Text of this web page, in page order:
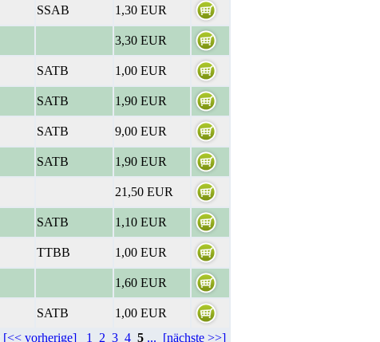
SSAB
1,30 EUR
3,30 EUR
SATB
1,00 EUR
SATB
1,90 EUR
SATB
9,00 EUR
SATB
1,90 EUR
21,50 EUR
SATB
1,10 EUR
TTBB
1,00 EUR
1,60 EUR
SATB
1,00 EUR
[<< vorherige] 1 2 3 4 5 ... [nächste >>]